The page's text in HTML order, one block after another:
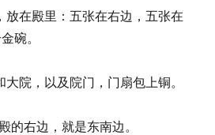
放在殿里：五张在右边，五张在
碗。
院，以及院门，门扇包上铜。
的右边，就是东南边。